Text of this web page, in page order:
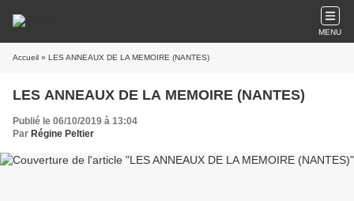
MENU
Accueil » LES ANNEAUX DE LA MEMOIRE (NANTES)
LES ANNEAUX DE LA MEMOIRE (NANTES)
Publié le 06/10/2019 à 13:04
Par Régine Peltier